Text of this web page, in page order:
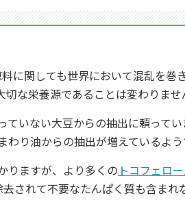
に関しても世界において混乱を巻
な栄養源であることは変わりませ
ていない大豆からの抽出に頼って
り油からの抽出が増えているよう
りますが、より多くの トコフェロ
されて不要なたんぱく質も含まれ